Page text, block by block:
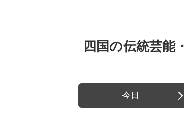
四国の伝統芸能
今日